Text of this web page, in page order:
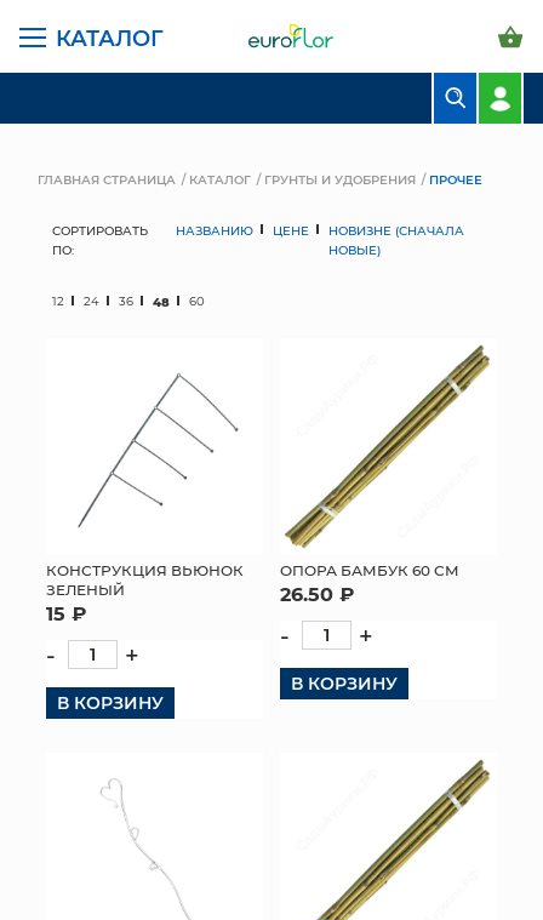
КАТАЛОГ
ГРУНТЫ И УДОБРЕНИЯ
ПРЕДМЕТЫ ИНТЕРЬЕРА
ВАЗЫ
МЯГКИЕ ИГРУШКИ
КОРЗИНЫ
ЯЩИКИ
ПОДАРОЧНЫЕ КАРТЫ
ГЛАВНАЯ СТРАНИЦА КАТАЛОГ ГРУНТЫ И УДОБРЕНИЯ ПРОЧЕЕ
СОРТИРОВАТЬ
ПО:
НАЗВАНИЮ ЦЕНЕ
НОВИЗНЕ (СНАЧАЛА
НОВЫЕ)
12 24 36 48 60
КОНСТРУКЦИЯ ВЬЮНОК
ЗЕЛЕНЫЙ
15 ₽
- +
В КОРЗИНУ
ОПОРА БАМБУК 60 СМ
26.50 ₽
- +
В КОРЗИНУ